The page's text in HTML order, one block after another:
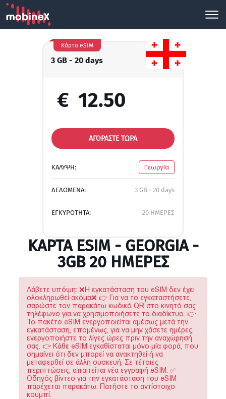
3 GB - 20 days
Κάρτα eSIM
€ 12.50
ΑΓΟΡΑΣΤΕ ΤΩΡΑ
ΚΑΛΥΨΗ: Γεωργία
ΔΕΔΟΜΕΝΑ: 3 GB - 20 days
ΕΓΚΥΡΟΤΗΤΑ: 20 ΗΜΕΡΕΣ
ΚΆΡΤΑ ESIM - GEORGIA -
3GB 20 ΗΜΕΡΕΣ
Λάβετε υπόψη: ❌Η εγκατάσταση του eSIM δεν έχει
ολοκληρωθεί ακόμα❌ 👉 Για να το εγκαταστήσετε,
σαρώστε τον παρακάτω κωδικό QR στο κινητό σας
τηλέφωνο για να χρησιμοποιήσετε το διαδίκτυο. 👉
Το πακέτο eSIM ενεργοποιείται αμέσως μετά την
εγκατάσταση, επομένως, για να μην χάσετε ημέρες,
ενεργοποιήστε το λίγες ώρες πριν την αναχώρησή
σας. 👉 Κάθε eSIM εγκαθίσταται μόνο μία φορά, που
σημαίνει ότι δεν μπορεί να ανακτηθεί ή να
μεταφερθεί σε άλλη συσκευή. Σε τέτοιες
περιπτώσεις, απαιτείται νέα εγγραφή eSIM. ✅
Οδηγός βίντεο για την εγκατάσταση του eSIM
παρέχεται παρακάτω. Πατήστε το αντίστοιχο
κουμπί.